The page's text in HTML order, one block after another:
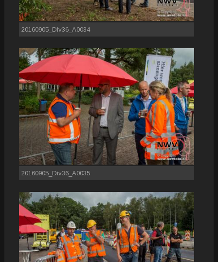
20160905_Div36_A0034
20160905_Div36_A0035